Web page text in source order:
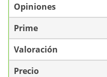
Opiniones
Prime
Valoración
Precio